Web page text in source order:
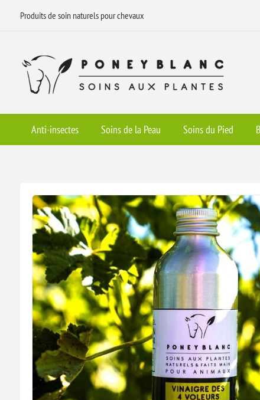
Produits de soin naturels pour chevaux
Anti-insectes Soins de la Peau Soins du Pied